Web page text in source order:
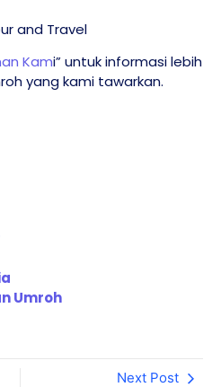
and Travel
Kami” untuk informasi lebih
yang kami tawarkan.
Umroh
Next Post